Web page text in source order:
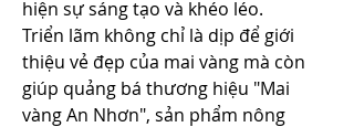
hiện sự sáng tạo và khéo léo.
Triển lãm không chỉ là dịp để giới
thiệu vẻ đẹp của mai vàng mà còn
giúp quảng bá thương hiệu "Mai
vàng An Nhơn", sản phẩm nông